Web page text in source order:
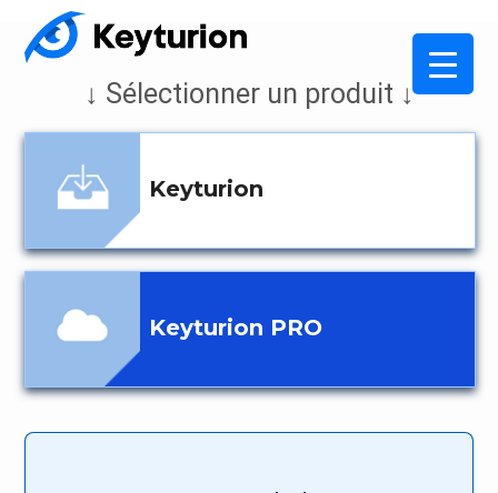
↓ Sélectionner un produit ↓
Keyturion
Keyturion PRO